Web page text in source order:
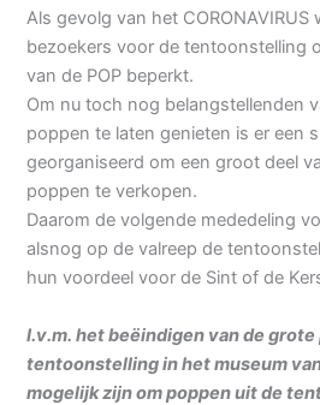
Als gevolg van het CORONAVIRUS
bezoekers voor de tentoonstelling
van de POP beperkt.
Om nu toch nog belangstellenden
poppen te laten genieten is er een
georganiseerd om een groot deel
poppen te verkopen.
Daarom de volgende mededeling
alsnog op de valreep de
hun voordeel voor de Sint of de
I.v.m. het beëindigen van de grote
tentoonstelling in het museum
mogelijk zijn om poppen uit de